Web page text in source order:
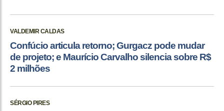
VALDEMIR CALDAS
Confúcio articula retorno; Gurgacz pode mudar
de projeto; e Maurício Carvalho silencia sobre R$
2 milhões
SÉRGIO PIRES